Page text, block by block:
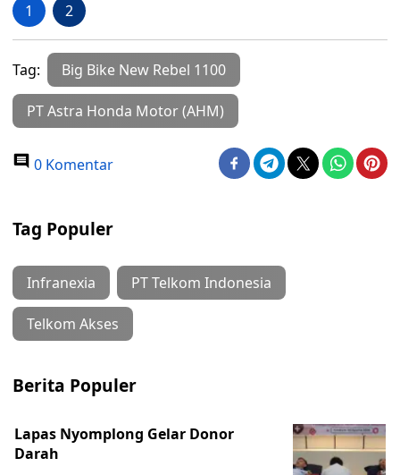
1 2
Tag: Big Bike New Rebel 1100
PT Astra Honda Motor (AHM)
0 Komentar
Tag Populer
Infranexia PT Telkom Indonesia
Telkom Akses
Berita Populer
Lapas Nyomplong Gelar Donor
Darah